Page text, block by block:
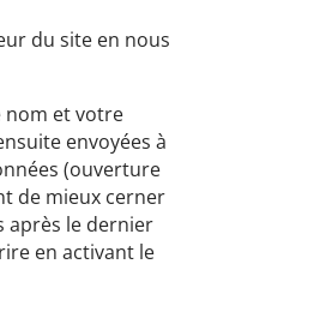
du site en nous
nom et votre
envoyées à
(ouverture
de mieux cerner
après le dernier
en activant le